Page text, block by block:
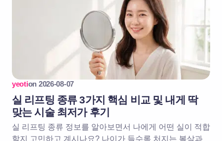
yeotion 2026-08-07
실 리프팅 종류 3가지 핵심 비교 및 내게 딱
맞는 시술 최저가 후기
실 리프팅 종류 정보를 알아보면서 나에게 어떤 실이 적합
할지 고민하고 계시나요? 나이가 들수록 처지는 볼살과